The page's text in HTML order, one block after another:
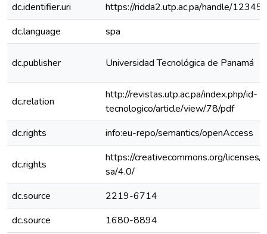
dc.identifier.uri
https://ridda2.utp.ac.pa/handle/
dc.language
spa
dc.publisher Universidad Tecnológica de Panamá
dc.relation
http://revistas.utp.ac.pa/index.php/id-
tecnologico/article/view/78/pdf
dc.rights
info:eu-repo/semantics/openAccess
dc.rights
https://creativecommons.org/licenses/
sa/4.0/
dc.source
2219-6714
dc.source
1680-8894